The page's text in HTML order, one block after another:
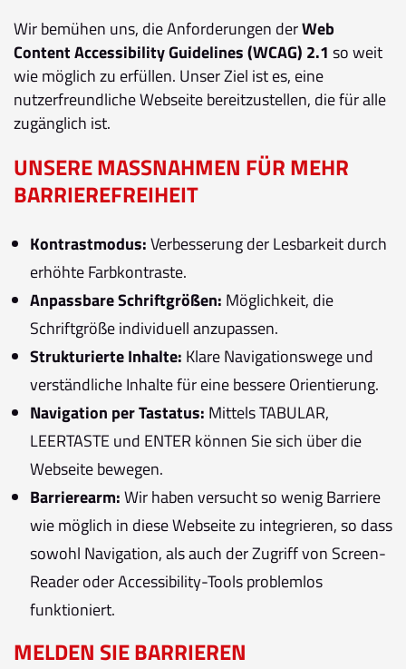
Wir bemühen uns, die Anforderungen derWeb
Content Accessibility Guidelines (WCAG) 2.1 so weit
wie möglich zu erfüllen. Unser Ziel ist es, eine
nutzerfreundliche Webseite bereitzustellen, die für alle
zugänglich ist.
UNSERE MASSNAHMEN FÜR MEHR B
ARRIEREFREIHEIT
Kontrastmodus:Verbesserung der Lesbarkeit durch
erhöhte Farbkontraste.
Anpassbare Schriftgrößen: Möglichkeit, die
Schriftgröße individuell anzupassen.
Strukturierte Inhalte: Klare Navigationswege und
verständliche Inhalte für eine bessere Orientierung.
Navigation per Tastatus: Mittels TABULAR,
LEERTASTE und ENTER können Sie sich über die
Webseite bewegen.
Barrierearm:Wir haben versucht so wenig Barriere
wie möglich in diese Webseite zu integrieren, so dass
sowohl Navigation, als auch der Zugriff von Screen-
Reader oder Accessibility-Tools problemlos
funktioniert.
MELDEN SIE BARRIEREN